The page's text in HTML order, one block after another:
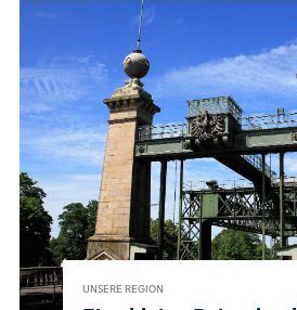
UNSERE REGION